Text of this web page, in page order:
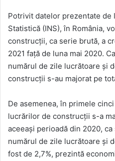
Potrivit datelor prezentate de
Statistică (INS), în România,
construcţii, ca serie brută, a
2021 faţă de luna mai 2020.
numărul de zile lucrătoare şi
construcţii s-au majorat pe
De asemenea, în primele
lucrărilor de construcţii s-a
aceeaşi perioadă din 2020,
numărul de zile lucrătoare şi
fost de 2,7%, prezintă